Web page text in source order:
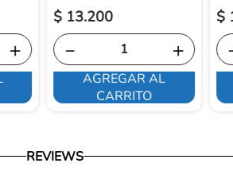
＋
$ 13.200
＋
－
AGREGAR AL
CARRITO
$
REVIEWS